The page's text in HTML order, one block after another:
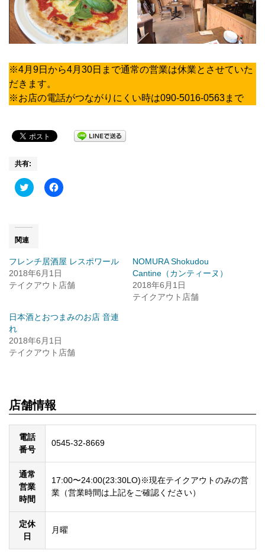
※4月9日から4月30日まで通常の営業は休業とさせていた
だきます。
※お店の電話がつながりにくい時は090-5016-0563まで
共有:
Click
to
ン
ド
ウ
で
す)
Facebook
で
ッ
ク
し
て
い
(新
い
ウ
ィ
す)
関連
フレンチ居酒屋 レスポワール
2018年6月1日
テイクアウト店舗
NOMURA Shokudou
Cantine（カンティーヌ）
2018年6月1日
テイクアウト店舗
日本酒とおつまみのお店 音連
れ
2018年6月1日
テイクアウト店舗
店舗情報
電話
番号
0545-32-8669
通常
営業
時間
17:00〜24:00(23:30LO)※現在テイクアウトのみの営
業（営業時間は上記をご確認ください）
定休
日
月曜